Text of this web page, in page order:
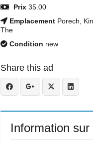
Prix 35.00
Emplacement Porech,
The
Condition new
Share this ad
Information